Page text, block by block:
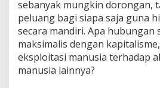
sebanyak mungkin dorongan,
peluang bagi siapa saja guna
secara mandiri. Apa hubungan
maksimalis dengan
eksploitasi manusia terhadap
manusia lainnya?